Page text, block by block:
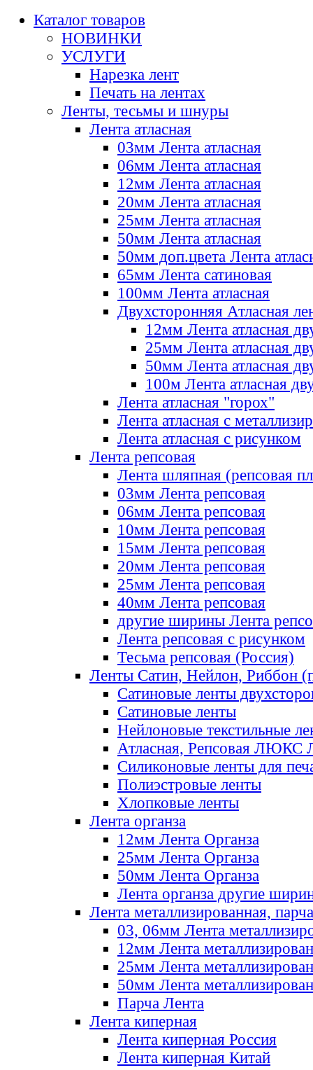
Каталог товаров
НОВИНКИ
УСЛУГИ
Нарезка лент
Печать на лентах
Ленты, тесьмы и шнуры
Лента атласная
03мм Лента атласная
06мм Лента атласная
12мм Лента атласная
20мм Лента атласная
25мм Лента атласная
50мм Лента атласная
50мм доп.цвета Лента
65мм Лента сатиновая
100мм Лента атласная
Двухсторонняя Атласная
12мм Лента атласная
25мм Лента атласная
50мм Лента атласная
100м Лента атласная
Лента атласная "горох"
Лента атласная с
Лента атласная с рисунком
Лента репсовая
Лента шляпная (репсовая
03мм Лента репсовая
06мм Лента репсовая
10мм Лента репсовая
15мм Лента репсовая
20мм Лента репсовая
25мм Лента репсовая
40мм Лента репсовая
другие ширины Лента
Лента репсовая с рисунком
Тесьма репсовая (Россия)
Ленты Сатин, Нейлон, Риббон
Сатиновые ленты
Сатиновые ленты
Нейлоновые текстильные
Атласная, Репсовая ЛЮКС
Силиконовые ленты для
Полиэстровые ленты
Хлопковые ленты
Лента органза
12мм Лента Органза
25мм Лента Органза
50мм Лента Органза
Лента органза другие
Лента металлизированная, парча
03, 06мм Лента
12мм Лента
25мм Лента
50мм Лента
Парча Лента
Лента киперная
Лента киперная Россия
Лента киперная Китай